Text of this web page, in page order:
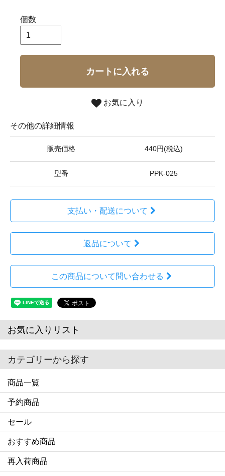
個数
カートに入れる
お気に入り
その他の詳細情報
販売価格 440円(税込)
型番 PPK-025
支払い・配送について
返品について
この商品について問い合わせる
お気に入りリスト
カテゴリーから探す
商品一覧
予約商品
セール
おすすめ商品
再入荷商品